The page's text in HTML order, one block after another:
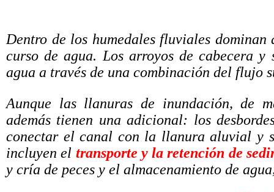
Dentro de los humedales fluviales
curso de agua. Los arroyos de cabecera
agua a través de una combinación del flujo
Aunque las llanuras de inundación, de
además tienen una adicional: los
conectar el canal con la llanura aluvial y
incluyen el transporte y la retención de
y cría de peces y el almacenamiento de